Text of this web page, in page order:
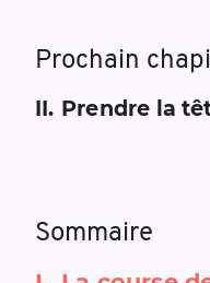
Prochain
II. Prendre la
Sommaire